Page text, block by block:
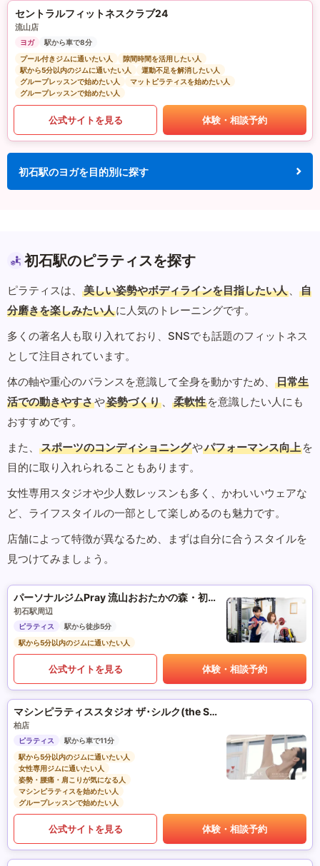
セントラルフィットネスクラブ24
流山店
ヨガ
駅から車で8分
プール付きジムに通いたい人
隙間時間を活用したい人
駅から5分以内のジムに通いたい人
運動不足を解消したい人
グループレッスンで始めたい人
マットピラティスを始めたい人
グループレッスンで始めたい人
公式サイトを見る 体験・相談予約
初石駅のヨガを目的別に探す
初石駅のピラティスを探す
ピラティスは、 美しい姿勢やボディラインを目指したい人 、
自
分磨きを楽しみたい人に人気のトレーニングです。
多くの著名人も取り入れており、SNSでも話題のフィットネス
として注目されています。
体の軸や重心のバランスを意識して全身を動かすため、
日常生
活での動きやすさや姿勢づくり 、 柔軟性 を意識したい人にも
おすすめです。
また、
スポーツのコンディショニングやパフォーマンス向上 を
目的に取り入れられることもあります。
女性専用スタジオや少人数レッスンも多く、かわいいウェアな
ど、ライフスタイルの一部として楽しめるのも魅力です。
店舗によって特徴が異なるため、まずは自分に合うスタイルを
見つけてみましょう。
パーソナルジムPray 流山おおたかの森・初石・江戸川台店
初石駅周辺
ピラティス
駅から徒歩5分
駅から5分以内のジムに通いたい人
公式サイトを見る 体験・相談予約
マシンピラティススタジオ ザ･シルク(the SILK)
柏店
ピラティス
駅から車で11分
駅から5分以内のジムに通いたい人
女性専用ジムに通いたい人
姿勢・腰痛・肩こりが気になる人
マシンピラティスを始めたい人
グループレッスンで始めたい人
公式サイトを見る 体験・相談予約